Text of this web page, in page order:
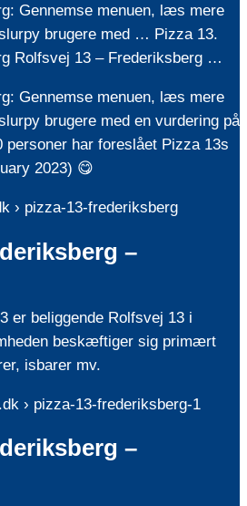
Gennemse menuen, læs mere
brugere med … Pizza 13.
Rolfsvej 13 – Frederiksberg …
Gennemse menuen, læs mere
brugere med en vurdering på
personer har foreslået Pizza 13s
2023) 😋
› pizza-13-frederiksberg
–
er beliggende Rolfsvej 13 i
beskæftiger sig primært
isbarer mv.
› pizza-13-frederiksberg-1
–